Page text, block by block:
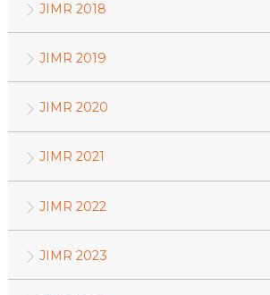
JIMR 2018
JIMR 2019
JIMR 2020
JIMR 2021
JIMR 2022
JIMR 2023